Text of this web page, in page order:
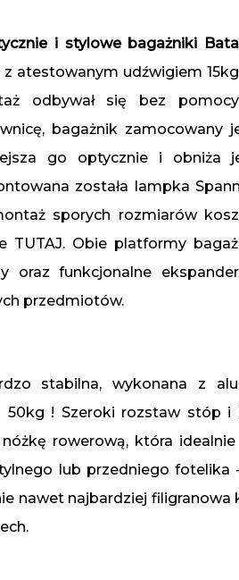
i stylowe bagażniki
z atestowanym udźwigiem
odbywał się bez
bagażnik zamocowany
go optycznie i obniża
została lampka
sporych rozmiarów
TUTAJ. Obie platformy
oraz funkcjonalne
przedmiotów.
stabilna, wykonana z
50kg ! Szeroki rozstaw stóp i
rowerową, która idealnie
lub przedniego fotelika
nawet najbardziej filigranowa